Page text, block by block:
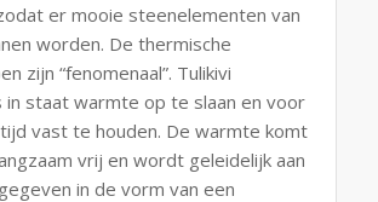
er mooie steenelementen van
worden. De thermische
zijn “fenomenaal”. Tulikivi
in staat warmte op te slaan en voor
vast te houden. De warmte komt
vrij en wordt geleidelijk aan
in de vorm van een